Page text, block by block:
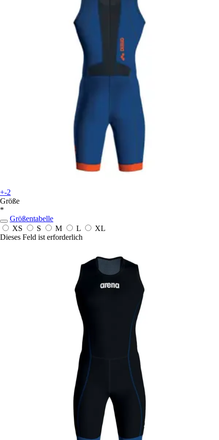
+-2
Größe
*
Größentabelle
XS
S M L
XL
Dieses Feld ist erforderlich